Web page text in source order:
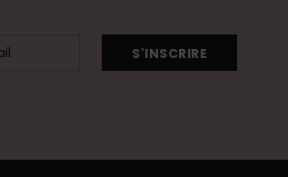
S'INSCRIRE